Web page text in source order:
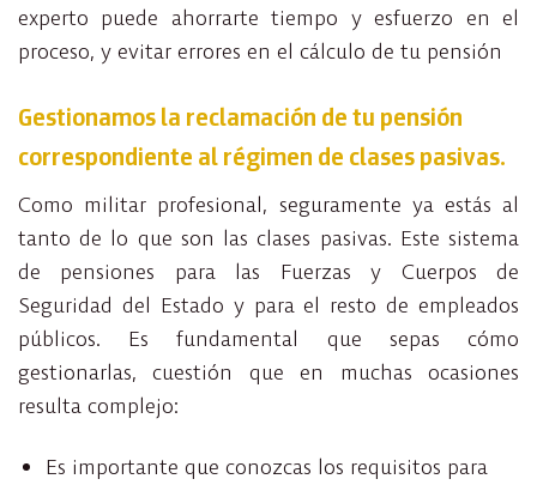
experto puede ahorrarte tiempo y esfuerzo en el
proceso, y evitar errores en el cálculo de tu pensión
Gestionamos la reclamación de tu pensión
correspondiente al régimen de clases pasivas.
Como militar profesional, seguramente ya estás al
tanto de lo que son las clases pasivas. Este sistema
de pensiones para las Fuerzas y Cuerpos de
Seguridad del Estado y para el resto de empleados
públicos. Es fundamental que sepas cómo
gestionarlas, cuestión que en muchas ocasiones
resulta complejo:
Es importante que conozcas los requisitos para